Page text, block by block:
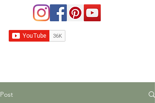
Post